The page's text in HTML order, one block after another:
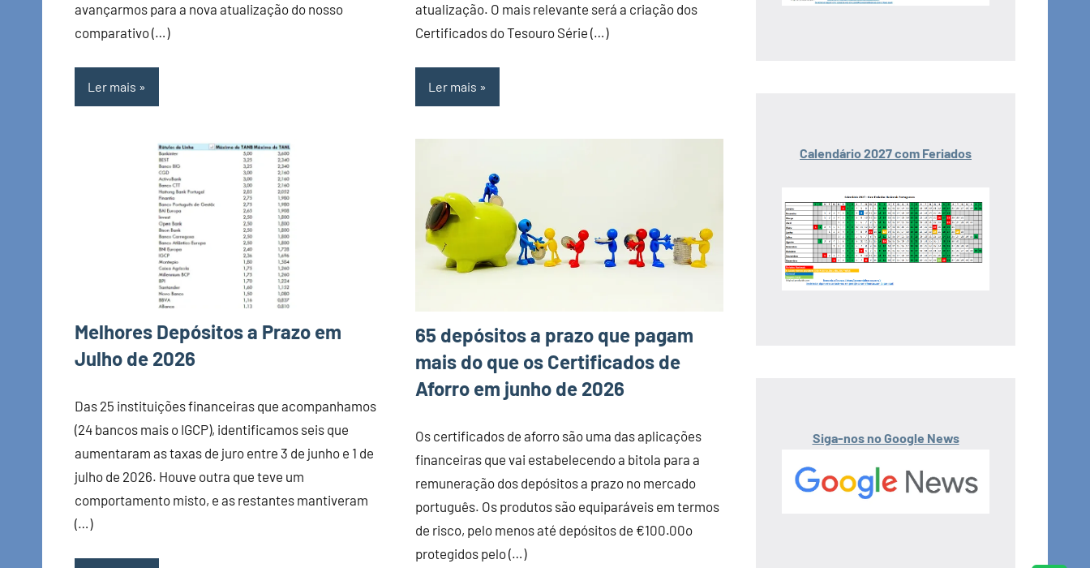
avançarmos para a nova atualização do nosso
comparativo (…)
Ler mais
atualização. O mais relevante será a criação dos
Certificados do Tesouro Série (…)
Ler mais
Melhores Depósitos a Prazo em
Julho de 2026
Das 25 instituições financeiras que acompanhamos
(24 bancos mais o IGCP), identificamos seis que
aumentaram as taxas de juro entre 3 de junho e 1 de
julho de 2026. Houve outra que teve um
comportamento misto, e as restantes mantiveram
(…)
65 depósitos a prazo que pagam
mais do que os Certificados de
Aforro em junho de 2026
Os certificados de aforro são uma das aplicações
financeiras que vai estabelecendo a bitola para a
remuneração dos depósitos a prazo no mercado
português. Os produtos são equiparáveis em termos
de risco, pelo menos até depósitos de €100.00o
protegidos pelo (…)
Calendário 2027 com Feriados
Siga-nos no Google News